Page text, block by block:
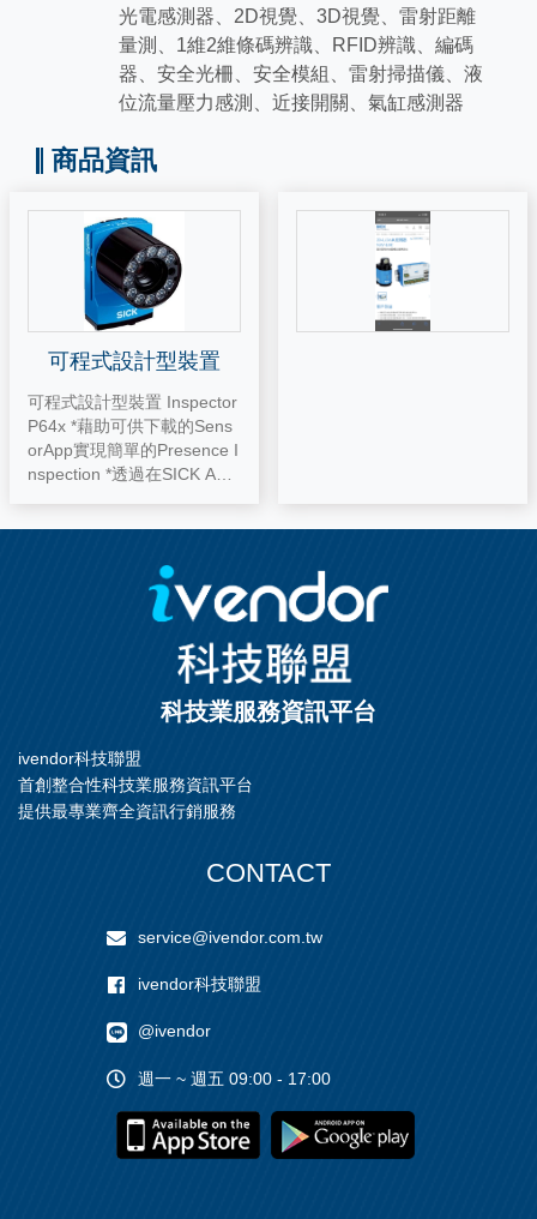
光電感測器、2D視覺、3D視覺、雷射距離
量測、1維2維條碼辨識、RFID辨識、編碼
器、安全光柵、安全模組、雷射掃描儀、液
位流量壓力感測、近接開關、氣缸感測器
商品資訊
可程式設計型裝置
可程式設計型裝置 Inspector
P64x *藉助可供下載的Sens
orApp實現簡單的Presence I
nspection *透過在SICK App
視覺感測器保障最佳的效能 *
靈活的光學設計和效能強大
的照明在高速度和隔著遠距
離的情況下也能實現設定 *效
能強大便捷功能讓操作人員
實現多種多樣的個別交互 *客
製化的操作介面和SICK App科技業服務資訊平台
ivendor科技聯盟
首創整合性科技業服務資訊平台
提供最專業齊全資訊行銷服務
CONTACT
service@ivendor.com.tw
ivendor科技聯盟
@ivendor
週一 ~ 週五 09:00 - 17:00